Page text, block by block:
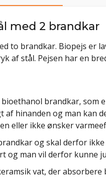
med 2 brandkar
to brandkar. Biopejs er
af stål. Pejsen har en
brandkar, som
hinanden og man kan
eller ikke ønsker
og skal derfor
og man vil derfor kunne
vat, der